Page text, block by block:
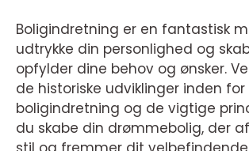
Boligindretning er en fantastisk
udtrykke din personlighed og
opfylder dine behov og ønsker.
de historiske udviklinger inden for
boligindretning og de vigtige
du skabe din drømmebolig, der